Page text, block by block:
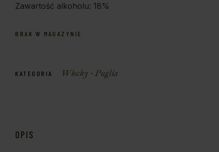
Zawartość alkoholu: 18%
BRAK W MAGAZYNIE
KATEGORIA Włochy - Puglia
OPIS